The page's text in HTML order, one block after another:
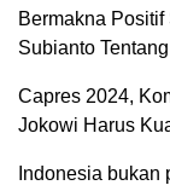
Bermakna
Subianto
Capres 2024,
Jokowi Harus
Indonesia bukan